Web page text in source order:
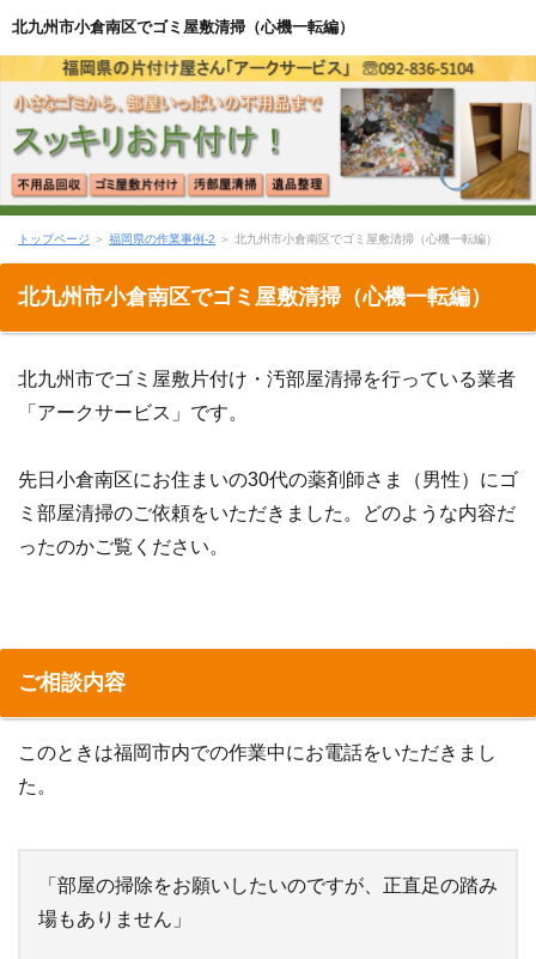
北九州市小倉南区でゴミ屋敷清掃（心機一転編）
トップページ ＞ 福岡県の作業事例-2 ＞ 北九州市小倉南区でゴミ屋敷清掃（心機一転編）
北九州市小倉南区でゴミ屋敷清掃（心機一転編）
北九州市でゴミ屋敷片付け・汚部屋清掃を行っている業者
「アークサービス」です。
先日小倉南区にお住まいの30代の薬剤師さま（男性）にゴ
ミ部屋清掃のご依頼をいただきました。どのような内容だ
ったのかご覧ください。
ご相談内容
このときは福岡市内での作業中にお電話をいただきまし
た。
「部屋の掃除をお願いしたいのですが、正直足の踏み
場もありません」